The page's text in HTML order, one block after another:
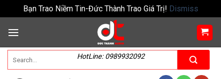
Bạn Trao Niềm Tin-Đức Thành Trao Giá Trị! Dismiss
HotLine: 0989932092